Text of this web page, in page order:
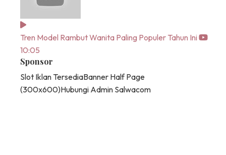
Tren Model Rambut Wanita Paling Populer Tahun Ini
10:05
Sponsor
Slot Iklan TersediaBanner Half Page
(300x600)Hubungi Admin Salwacom